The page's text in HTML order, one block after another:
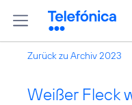
Zurück zu Archiv 2023
Weißer Fleck